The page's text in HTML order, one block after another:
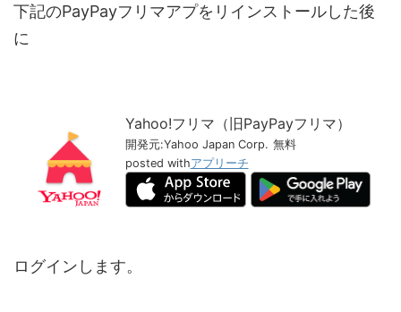
下記のPayPayフリマアプをリインストールした後
に
Yahoo!フリマ（旧PayPayフリマ）
開発元:Yahoo Japan Corp. 無料
posted withアプリーチ
ログインします。